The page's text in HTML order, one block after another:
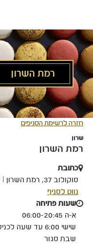
רמת השרון
חזרה לרשימת הסניפים
שרון
רמת השרון
כתובת
סוקולוב 37, רמת השרון I ללא תעודת כשרות
נווט לסניף
לאתר
חיצוני
-
פתיחה
שעות פתיחה
א-ה 06:00-20:45
שישי 6:00 עד שעה לכניסת שבת
שבת סגור